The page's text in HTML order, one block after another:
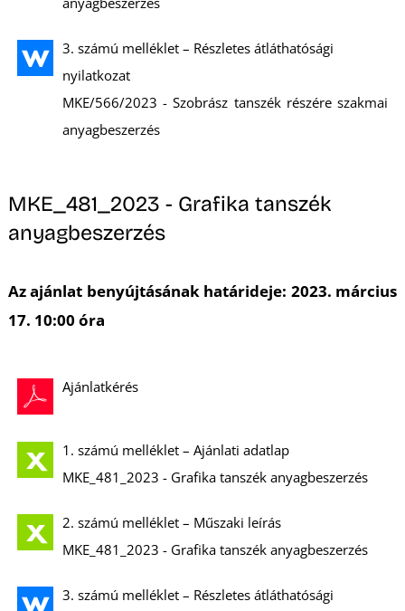
3. számú melléklet – Részletes átláthatósági
nyilatkozat
MKE/566/2023 - Szobrász tanszék részére szakmai
anyagbeszerzés
MKE_481_2023 - Grafika tanszék
anyagbeszerzés
Az ajánlat benyújtásának határideje: 2023. március
17. 10:00 óra
Ajánlatkérés
1. számú melléklet – Ajánlati adatlap
MKE_481_2023 - Grafika tanszék anyagbeszerzés
2. számú melléklet – Műszaki leírás
MKE_481_2023 - Grafika tanszék anyagbeszerzés
3. számú melléklet – Részletes átláthatósági